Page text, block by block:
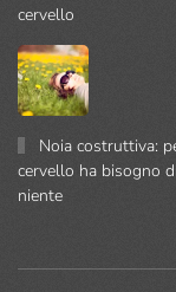
cervello
Noia costruttiva:
cervello ha bisogno
niente